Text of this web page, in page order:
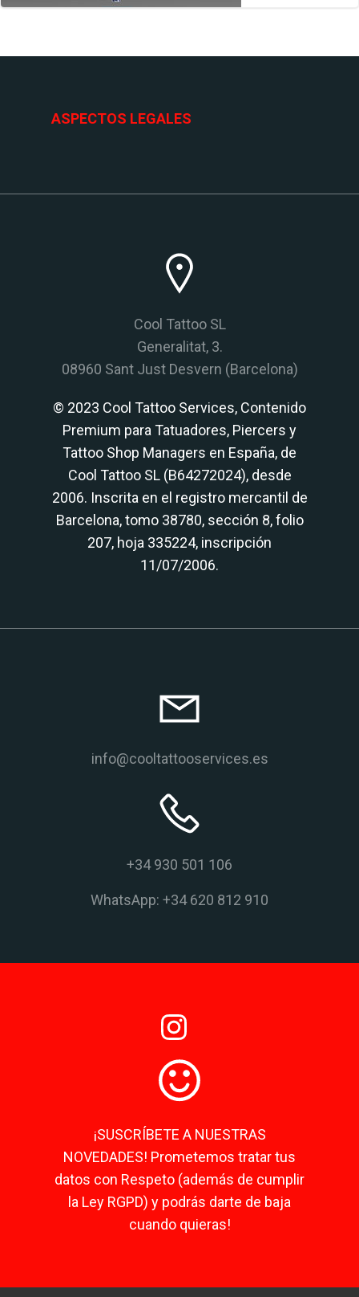
ASPECTOS LEGALES
Cool Tattoo SL
Generalitat, 3.
08960 Sant Just Desvern (Barcelona)
© 2023 Cool Tattoo Services, Contenido
Premium para Tatuadores, Piercers y
Tattoo Shop Managers en España, de
Cool Tattoo SL (B64272024), desde
2006. Inscrita en el registro mercantil de
Barcelona, tomo 38780, sección 8, folio
207, hoja 335224, inscripción
11/07/2006.
info@cooltattooservices.es
+34 930 501 106
WhatsApp: +34 620 812 910
¡SUSCRÍBETE A NUESTRAS
NOVEDADES! Prometemos tratar tus
datos con Respeto (además de cumplir
la Ley RGPD) y podrás darte de baja
cuando quieras!